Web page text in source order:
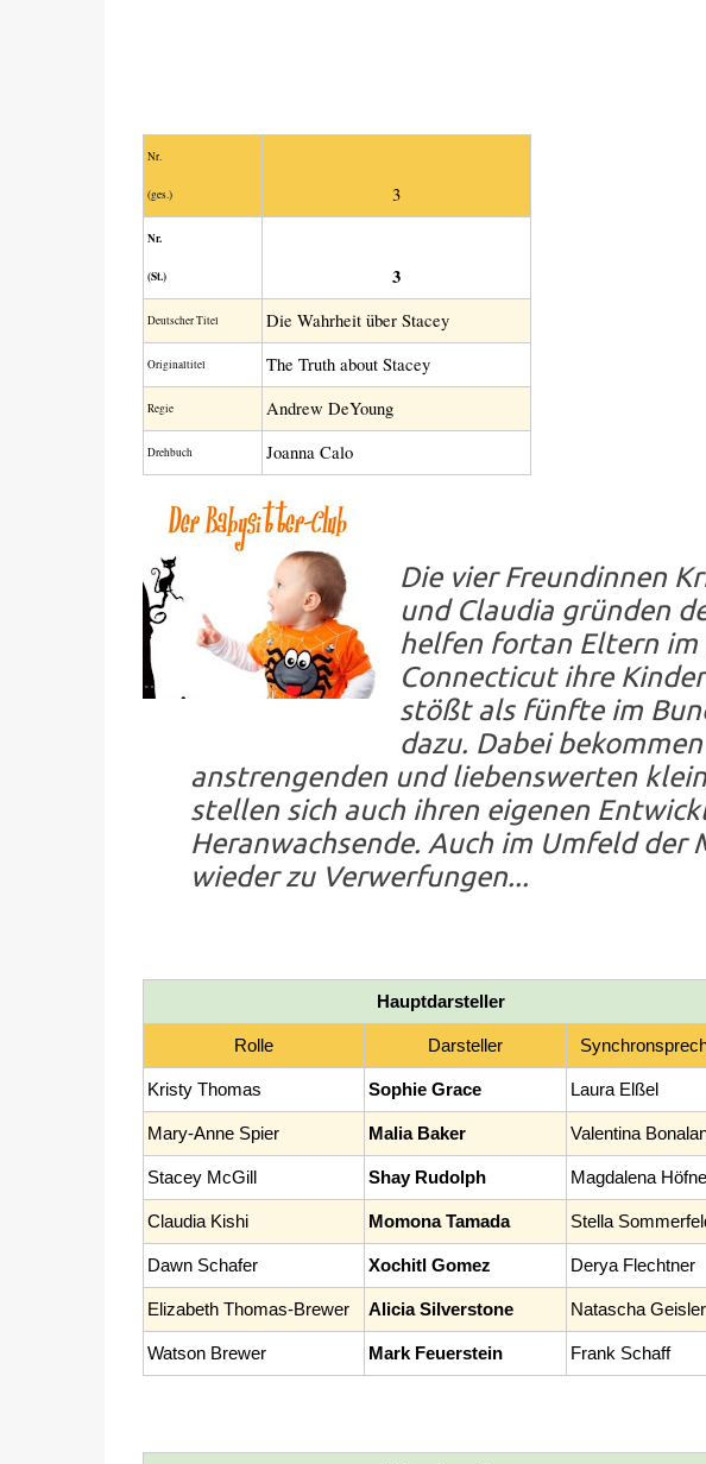
Nr.
(ges.) 3
Nr.
(St.) 3
Deutscher Titel Die Wahrheit über Stacey
Original­titel The Truth about Stacey
Regie Andrew DeYoung
Drehbuch Joanna Calo
Die vier Freundinnen
und Claudia gründen
helfen fortan Eltern
Connecticut ihre
stößt als fünfte im
dazu. Dabei
anstrengenden und liebenswerten
stellen sich auch ihren eigenen
Heranwachsende. Auch im Umfeld der
wieder zu Verwerfungen...
Hauptdarsteller
Rolle Darsteller
Kristy Thomas Sophie Grace Laura Elßel
Mary-Anne Spier Malia Baker Valentina
Stacey McGill Shay Rudolph Magdalena
Claudia Kishi Momona Tamada Stella
Dawn Schafer Xochitl Gomez Derya Flechtner
Elizabeth Thomas-Brewer Alicia Silverstone Natascha Geisler
Watson Brewer Mark Feuerstein Frank Schaff